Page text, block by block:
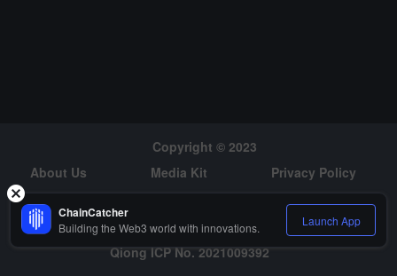
Copyright © 2023
About Us
Media Kit
Privacy Policy
Risk Warning
Hiring
Qiong ICP No. 2021009392
ChainCatcher
Building the Web3 world with innovations. Launch App